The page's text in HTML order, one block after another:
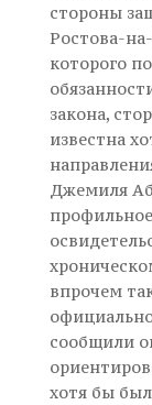
стороны
Ростова-
которого
закона,
известна
Джемиля
впрочем
сообщили
хотя бы